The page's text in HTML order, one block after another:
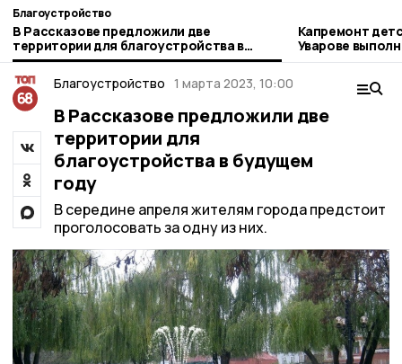
Благоустройство
В Рассказове предложили две
территории для благоустройства в
будущем году
Капремонт
Уварове
Благоустройство 1 марта 2023, 10:00
В Рассказове предложили две
территории для
благоустройства в будущем
году
В середине апреля жителям города предстоит
проголосовать за одну из них.